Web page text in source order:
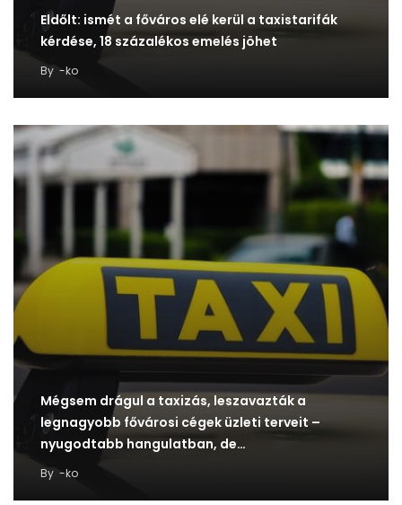
Eldőlt: ismét a főváros elé kerül a taxistarifák
kérdése, 18 százalékos emelés jöhet
By -ko
Mégsem drágul a taxizás, leszavazták a
legnagyobb fővárosi cégek üzleti terveit –
nyugodtabb hangulatban, de…
By -ko